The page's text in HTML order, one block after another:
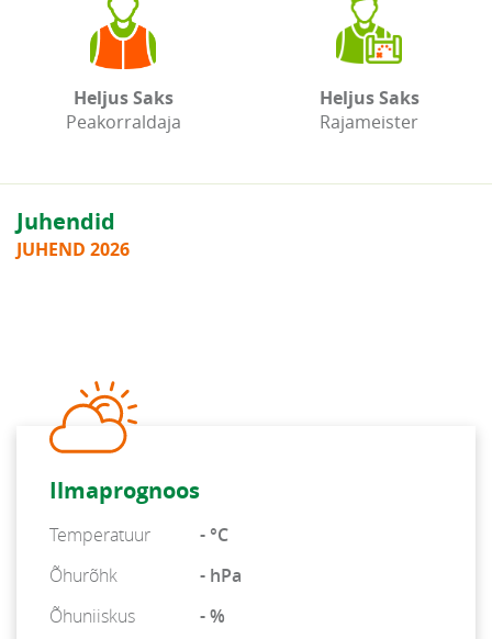
Heljus Saks
Peakorraldaja
Heljus Saks
Rajameister
Juhendid
JUHEND 2026
Ilmaprognoos
Temperatuur
- °C
Õhurõhk
- hPa
Õhuniiskus
- %